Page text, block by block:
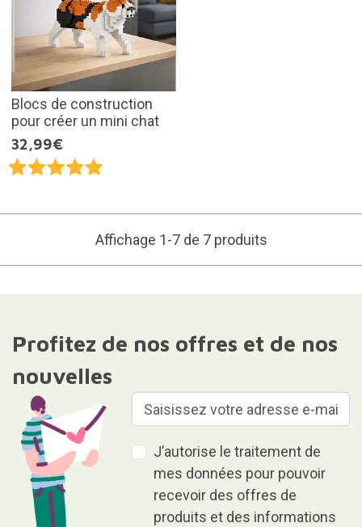
Blocs de construction
pour créer un mini chat
32,99€
Affichage 1-7 de 7 produits
Profitez de nos offres et de nos
nouvelles
J’autorise le traitement de
mes données pour pouvoir
recevoir des offres de
produits et des informations